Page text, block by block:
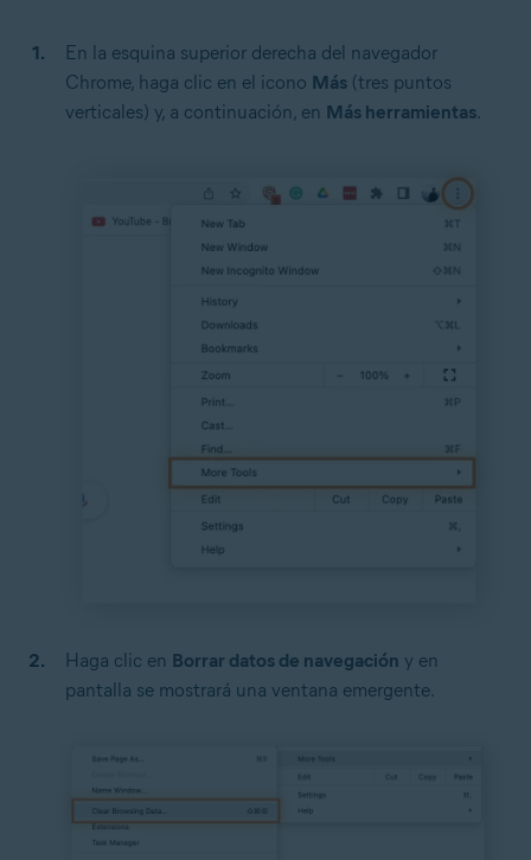
En la esquina superior derecha del navegador
Chrome, haga clic en el icono Más (tres puntos
verticales) y, a continuación, en Más herramientas.
Haga clic en Borrar datos de navegación y en
pantalla se mostrará una ventana emergente.